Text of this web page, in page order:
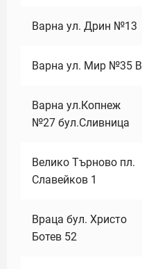
Варна ул. Дрин №13
Варна ул. Мир №35 В
Варна ул.Копнеж
№27 бул.Сливница
Велико Търново пл.
Славейков 1
Враца бул. Христо
Ботев 52